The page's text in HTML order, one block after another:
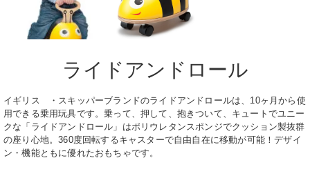
ライドアンドロール
イギリス ・スキッパーブランドのライドアンドロールは、10ヶ月から使
用できる乗用玩具です。乗って、押して、抱きついて、キュートでユニー
クな「ライドアンドロール」はポリウレタンスポンジでクッション製抜群
の座り心地。360度回転するキャスターで自由自在に移動が可能！デザイ
ン・機能ともに優れたおもちゃです。